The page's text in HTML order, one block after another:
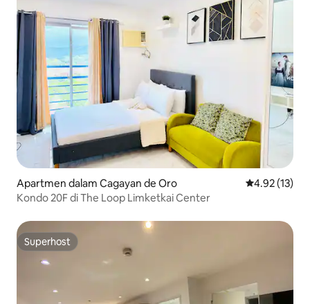
Apartmen dalam Cagayan de Oro Penarafan
4.92 (13)
Kondo 20F di The Loop Limketkai Center
Superhost
Superhost